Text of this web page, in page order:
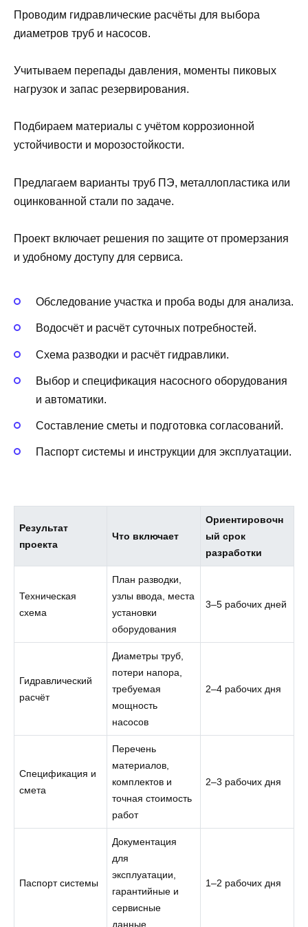
Проводим гидравлические расчёты для выбора
диаметров труб и насосов.
Учитываем перепады давления, моменты пиковых
нагрузок и запас резервирования.
Подбираем материалы с учётом коррозионной
устойчивости и морозостойкости.
Предлагаем варианты труб ПЭ, металлопластика или
оцинкованной стали по задаче.
Проект включает решения по защите от промерзания
и удобному доступу для сервиса.
Обследование участка и проба воды для анализа.
Водосчёт и расчёт суточных потребностей.
Схема разводки и расчёт гидравлики.
Выбор и спецификация насосного оборудования
и автоматики.
Составление сметы и подготовка согласований.
Паспорт системы и инструкции для эксплуатации.
Результат
проекта
Что включает
Ориентировочн
ый срок
разработки
Техническая
схема
План разводки,
узлы ввода, места
установки
оборудования
3–5 рабочих дней
Гидравлический
расчёт
Диаметры труб,
потери напора,
требуемая
мощность
насосов
2–4 рабочих дня
Спецификация и
смета
Перечень
материалов,
комплектов и
точная стоимость
работ
2–3 рабочих дня
Паспорт системы
Документация
для
эксплуатации,
гарантийные и
сервисные
данные
1–2 рабочих дня